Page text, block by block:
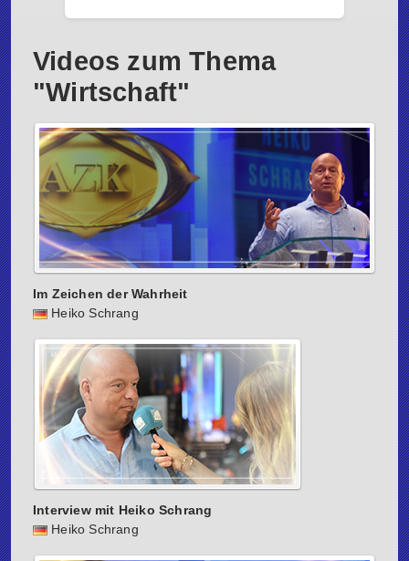
Videos zum Thema
"Wirtschaft"
Im Zeichen der Wahrheit
Heiko Schrang
Interview mit Heiko Schrang
Heiko Schrang